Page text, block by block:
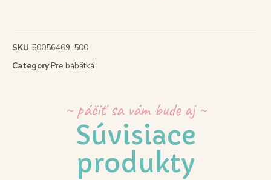
SKU 50056469-500
CategoryPre bábätká
~ páčiť sa vám bude aj ~
Súvisiace
produkty